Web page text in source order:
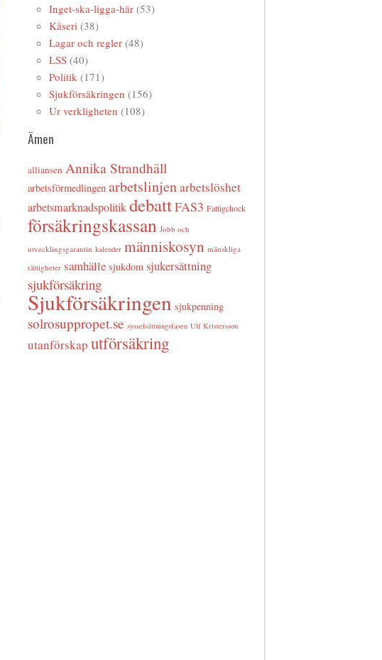
Inget-ska-ligga-här(53)
Kåseri(38)
Lagar och regler(48)
LSS(40)
Politik(171)
Sjukförsäkringen (156)
Ur verkligheten (108)
Ämen
alliansen Annika Strandhäll
arbetsförmedlingen arbetslinjenarbetslöshet
arbetsmarknadspolitikdebattFAS3 Fattigchock
försäkringskassan Jobb och
utvecklingsgarantin kalender människosyn mänskliga
rättigheter samhälle sjukdom sjukersättning
sjukförsäkring
Sjukförsäkringen sjukpenning
solrosuppropet.se sysselsättningsfasen Ulf Kristersson
utanförskap utförsäkring